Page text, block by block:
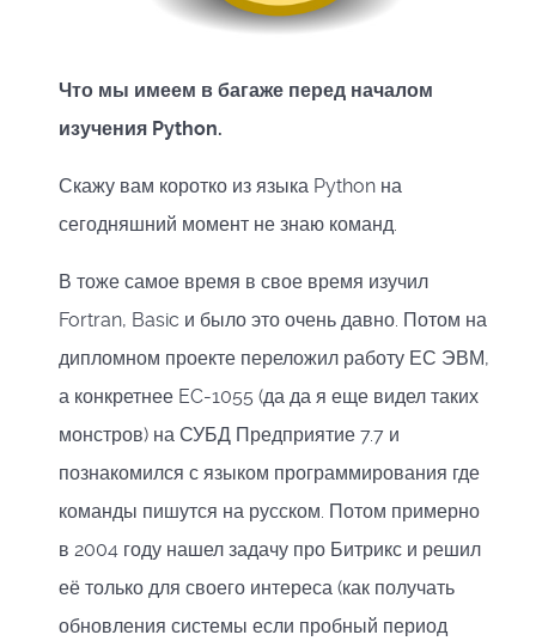
Что мы имеем в багаже перед началом
изучения Python.
Скажу вам коротко из языка Python на
сегодняшний момент не знаю команд.
В тоже самое время в свое время изучил
Fortran, Basic и было это очень давно. Потом на
дипломном проекте переложил работу ЕС ЭВМ,
а конкретнее EC-1055 (да да я еще видел таких
монстров) на СУБД Предприятие 7.7 и
познакомился с языком программирования где
команды пишутся на русском. Потом примерно
в 2004 году нашел задачу про Битрикс и решил
её только для своего интереса (как получать
обновления системы если пробный период